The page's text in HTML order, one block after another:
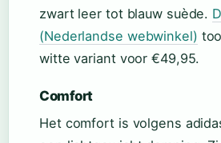
zwart leer tot blauw suède.
(Nederlandse webwinkel)
witte variant voor €49,95.
Comfort
Het comfort is volgens